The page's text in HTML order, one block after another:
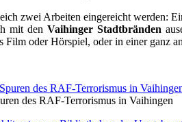
zwei Arbeiten eingereicht werden:
mit denVaihinger Stadtbränden
oder Hörspiel, oder in einer ganz
des RAF-Terrorismus in Vaihingen